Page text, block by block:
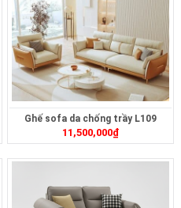
Ghế sofa da chống trầy L109
11,500,000₫